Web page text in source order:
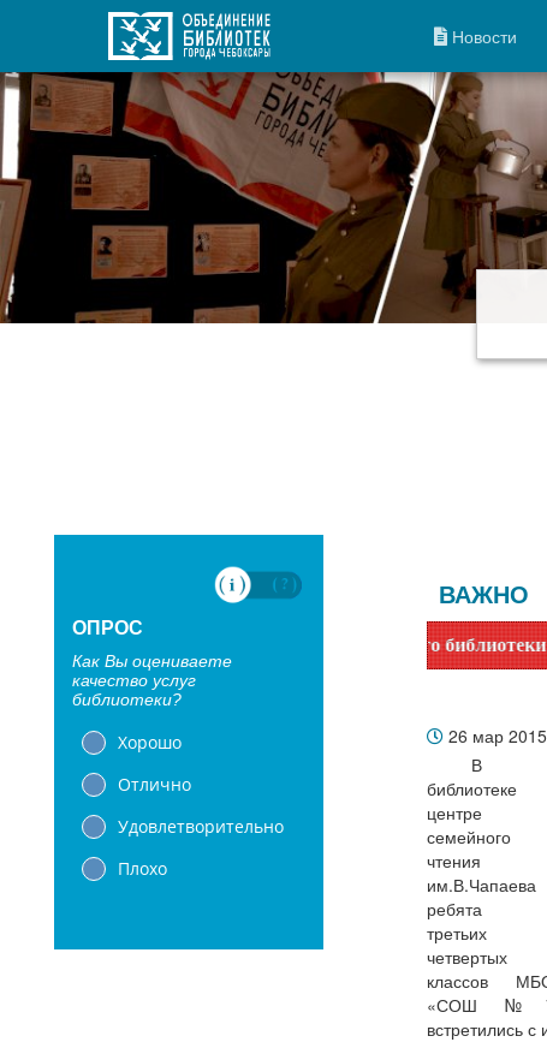
Новости
ОПРОС
Как Вы оцениваете
качество услуг
библиотеки?
Хорошо
Отлично
Удовлетворительно
Плохо
ВАЖНО
Уважаемые читатели! Сообщаем, что библиотеки с 1 июня
26 мар 2015
В
центре
семейного
чтения
им.В.Чапаева
ребята
третьих
четвертых
классов
«СОШ
встретились